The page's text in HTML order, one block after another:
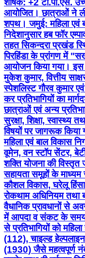
शीर्षक: +2 टी.पी.एस.
आयोजित। छात्राओं ने
शपथ। जमुई: महिला एवं
निदेशानुसार हब फॉर
तहत सिकन्दरा प्रखंड
पिरहिंडा के प्रांगण में
आयोजन किया गया। इस
मुकेश कुमार, वित्तीय
स्पेशलिस्ट गौरव कुमार
कर प्रतिभागियों का
छात्राओं एवं अन्य
सुरक्षा, शिक्षा, स्वास्थ्य
विषयों पर जागरूक किया
महिला एवं बाल विकास
वूमेन, वन स्टॉप सेंटर,
शक्ति योजना की
सहायता समूहों के माध्यम
कौशल विकास, घरेलू
रोकथाम अधिनियम तथा
वैधानिक प्रावधानों से
में आपदा व संकट के समय
से प्रतिभागियों को
(112), चाइल्ड
(1930) जैसे महत्वपूर्ण